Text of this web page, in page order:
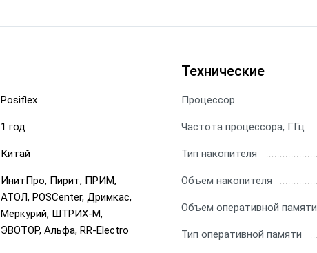
Posiflex
1 год
Китай
ИнитПро, Пирит, ПРИМ,
АТОЛ, POSCenter, Дримкас,
Меркурий, ШТРИХ-М,
ЭВОТОР, Альфа, RR-Electro
Технические
Процессор
Частота процессора, ГГц
Тип накопителя
Объем накопителя
Объем оперативной памяти
Тип оперативной памяти